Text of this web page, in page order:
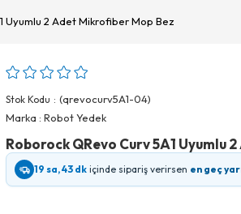
Uyumlu 2 Adet Mikrofiber Mop Bez
Stok Kodu
(qrevocurv5A1-04)
Marka : Robot Yedek
Roborock QRevo Curv 5A1 Uyumlu
19 sa, 43 dk içinde sipariş verirsen en geç